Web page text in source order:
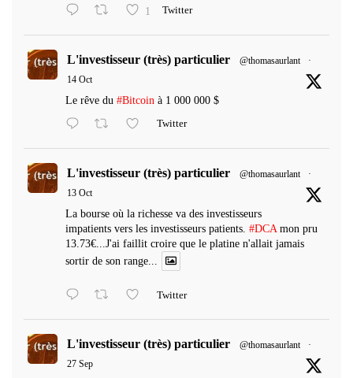
1 Twitter
L'investisseur (très) particulier @thomasaurlant
·
14 Oct
Le rêve du #Bitcoin à 1 000 000 $
Twitter
L'investisseur (très) particulier @thomasaurlant
·
13 Oct
La bourse où la richesse va des investisseurs
impatients vers les investisseurs patients. #DCA mon pru
13.73€...J'ai faillit croire que le platine n'allait jamais
sortir de son range...
Twitter
L'investisseur (très) particulier @thomasaurlant
·
27 Sep